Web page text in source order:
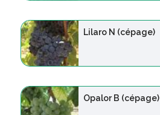
Lilaro N (cépage)
Opalor B (cépage)